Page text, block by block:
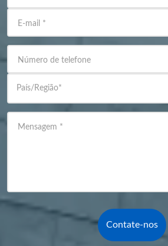
E-mail *
Número de telefone
País/Região*
Mensagem *
Contate-nos